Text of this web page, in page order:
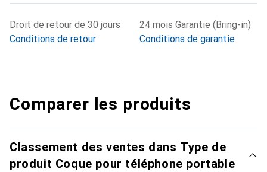
Droit de retour de 30 jours
Conditions de retour
24 mois Garantie (Bring-in)
Conditions de garantie
Comparer les produits
Classement des ventes dans Type de
produit Coque pour téléphone portable